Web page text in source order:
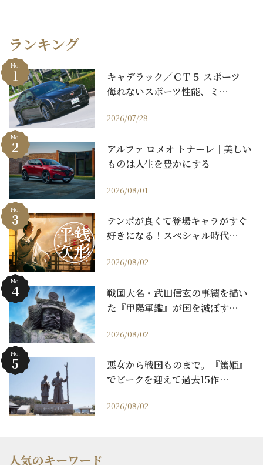
ランキング
キャデラック／ＣＴ５ スポーツ｜
侮れないスポーツ性能、ミ…
2026/07/28
No.
アルファ ロメオ トナーレ｜美しい
ものは人生を豊かにする
2026/08/01
No.
テンポが良くて登場キャラがすぐ
好きになる！スペシャル時代…
2026/08/02
No.
戦国大名・武田信玄の事績を描い
た『甲陽軍鑑』が国を滅ぼす…
2026/08/02
No.
悪女から戦国ものまで。『篤姫』
でピークを迎えて過去15作…
2026/08/02
No.
人気のキーワード